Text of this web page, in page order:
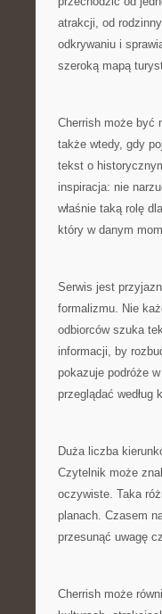
atrakcji, od
odkrywaniu i
szeroką mapą
Cherrish może być
także wtedy, gdy
tekst o
inspiracja: nie
właśnie taką rolę
który w danym
Serwis jest
formalizmu. Nie
odbiorców szuka
informacji, by
pokazuje podróże
przeglądać
Duża liczba
Czytelnik może
oczywiste. Taka
planach. Czasem
przesunąć uwagę
Cherrish może